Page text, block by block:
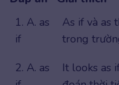
1. A. as
if
As if và as
trong
2. A. as
It looks as